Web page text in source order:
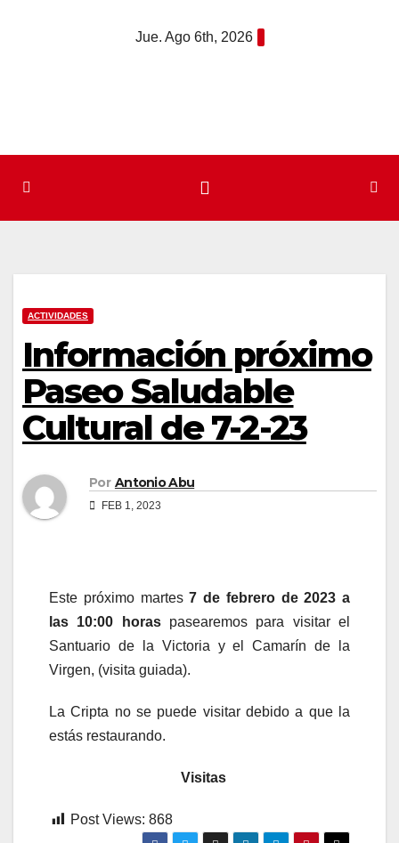
Jue. Ago 6th, 2026
ACTIVIDADES
Información próximo
Paseo Saludable
Cultural de 7-2-23
Por Antonio Abu
FEB 1, 2023
Este próximo martes7 de febrero de 2023 a
las 10:00 horaspasearemos para visitar el
Santuario de la Victoria y el Camarín de la
Virgen, (visita guiada).
La Cripta no se puede visitar debido a que la
estás restaurando.
Visitas
Post Views: 868